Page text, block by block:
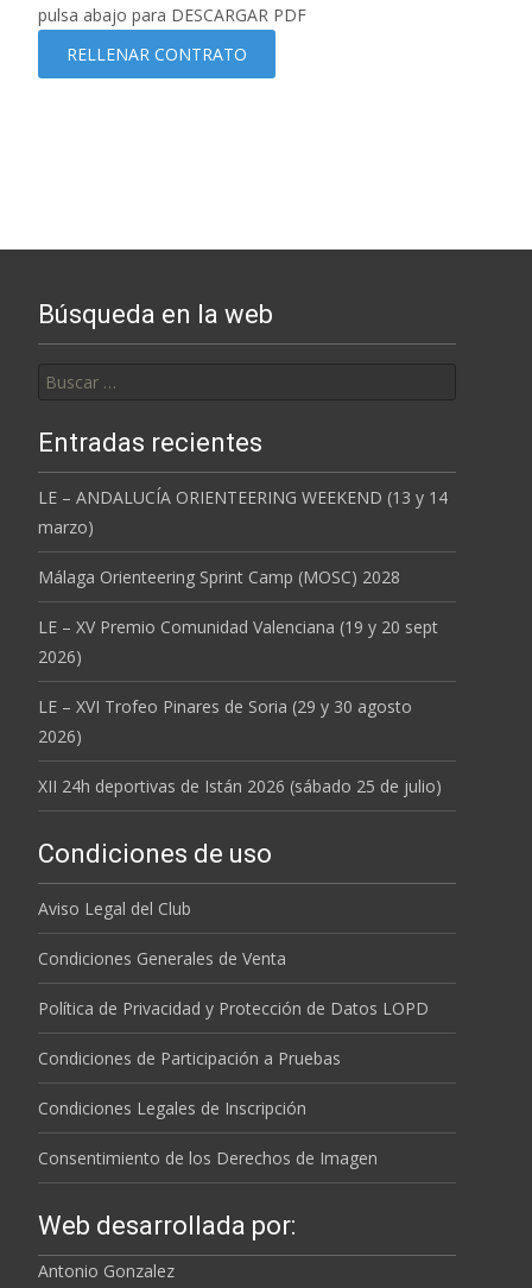
pulsa abajo para DESCARGAR PDF
Búsqueda en la web
Entradas recientes
LE – ANDALUCÍA ORIENTEERING WEEKEND (13 y 14
marzo)
Málaga Orienteering Sprint Camp (MOSC) 2028
LE – XV Premio Comunidad Valenciana (19 y 20 sept
2026)
LE – XVI Trofeo Pinares de Soria (29 y 30 agosto
2026)
XII 24h deportivas de Istán 2026 (sábado 25 de julio)
Condiciones de uso
Aviso Legal del Club
Condiciones Generales de Venta
Política de Privacidad y Protección de Datos LOPD
Condiciones de Participación a Pruebas
Condiciones Legales de Inscripción
Consentimiento de los Derechos de Imagen
Web desarrollada por:
Antonio Gonzalez